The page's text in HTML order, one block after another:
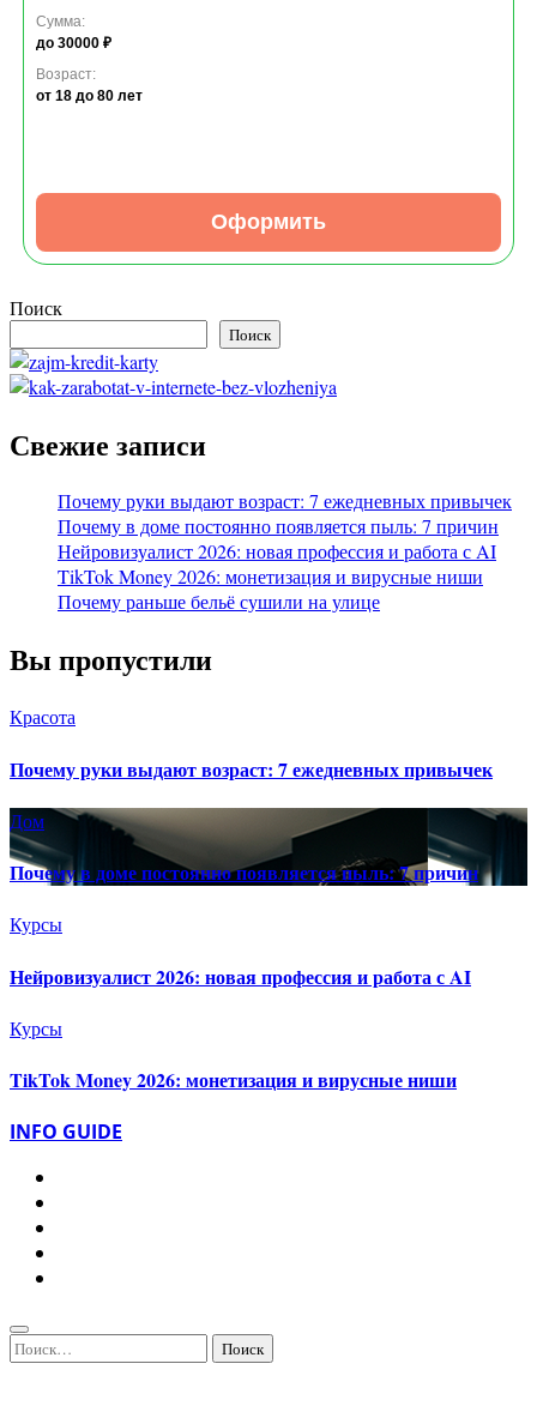
Сумма:
до 30000 ₽
Возраст:
от 18 до 80 лет
Оформить
Поиск
Поиск
Свежие записи
Почему руки выдают возраст: 7 ежедневных привычек
Почему в доме постоянно появляется пыль: 7 причин
Нейровизуалист 2026: новая профессия и работа с AI
TikTok Money 2026: монетизация и вирусные ниши
Почему раньше бельё сушили на улице
Вы пропустили
Красота
Почему руки выдают возраст: 7 ежедневных привычек
Дом
Почему в доме постоянно появляется пыль: 7 причин
Курсы
Нейровизуалист 2026: новая профессия и работа с AI
Курсы
TikTok Money 2026: монетизация и вирусные ниши
INFO GUIDE
Найти: